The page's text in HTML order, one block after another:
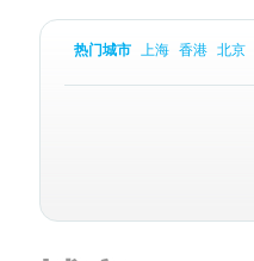
热门城市 上海 香港 北京